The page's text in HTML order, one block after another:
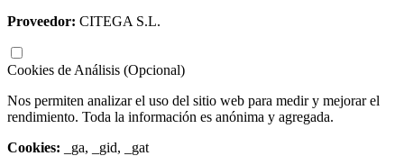
Proveedor: CITEGA S.L.
Cookies de Análisis (Opcional)
Nos permiten analizar el uso del sitio web para medir y mejorar el
rendimiento. Toda la información es anónima y agregada.
Cookies: _ga, _gid, _gat